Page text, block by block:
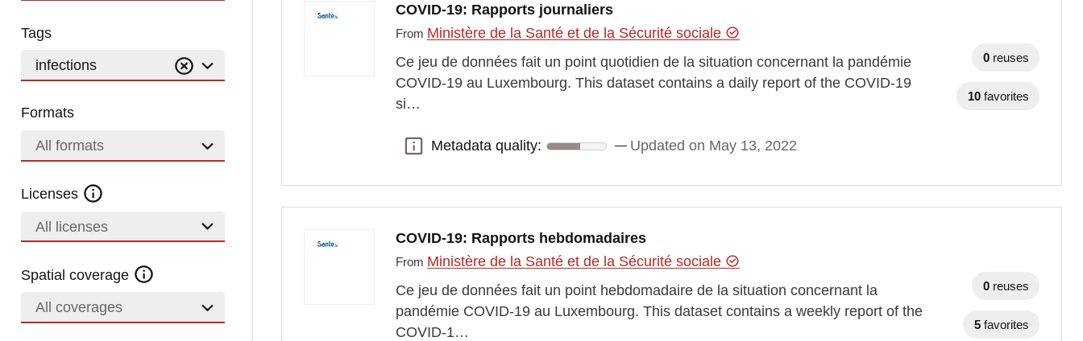
Tags
infections
Formats
All formats
Licenses
All licenses
Spatial coverage
All coverages
COVID-19: Rapports journaliers
From Ministère de la Santé et de la Sécurité sociale
Ce jeu de données fait un point quotidien de la situation concernant la pandémie
COVID-19 au Luxembourg. This dataset contains a daily report of the COVID-19
si…
Metadata quality:
Metadata quality: Updated on May 13, 2022
0 reuses
10 favorites
COVID-19: Rapports hebdomadaires
From Ministère de la Santé et de la Sécurité sociale
Ce jeu de données fait un point hebdomadaire de la situation concernant la
pandémie COVID-19 au Luxembourg. This dataset contains a weekly report of the
COVID-1…
0 reuses
5 favorites